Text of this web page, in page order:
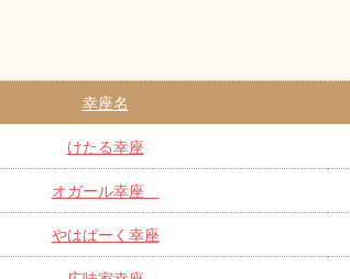
幸座名
けたる幸座
オガール幸座
やはぱーく幸座